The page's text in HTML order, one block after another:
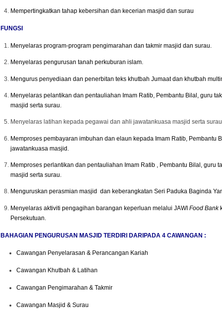
Mempertingkatkan tahap kebersihan dan kecerian masjid dan surau
FUNGSI
Menyelaras program-program pengimarahan dan takmir masjid dan surau.
Menyelaras pengurusan tanah perkuburan islam.
Mengurus penyediaan dan penerbitan teks khutbah Jumaat dan khutbah
Menyelaras pelantikan dan pentauliahan Imam Ratib, Pembantu Bilal, guru
masjid serta surau.
Menyelaras latihan kepada pegawai dan ahli jawatankuasa masjid serta
Memproses pembayaran imbuhan dan elaun kepada Imam Ratib, Pembantu
jawatankuasa masjid.
Memproses perlantikan dan pentauliahan Imam Ratib , Pembantu Bilal, guru
masjid serta surau.
Menguruskan perasmian masjid dan keberangkatan Seri Paduka Baginda
Menyelaras aktiviti pengagihan barangan keperluan melalui JAWI Food Bank
Persekutuan.
BAHAGIAN PENGURUSAN MASJID TERDIRI DARIPADA 4 CAWANGAN :
Cawangan Penyelarasan & Perancangan Kariah
Cawangan Khutbah & Latihan
Cawangan Pengimarahan & Takmir
Cawangan Masjid & Surau